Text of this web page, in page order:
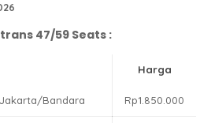
47/59 Seats :
Harga
Bandara Rp1.850.000